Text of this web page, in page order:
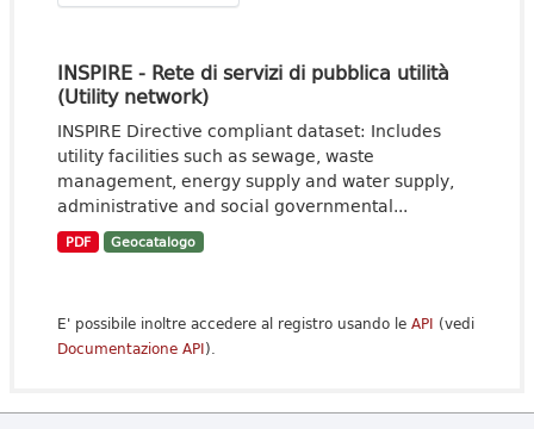
INSPIRE - Rete di servizi di pubblica utilità
(Utility network)
INSPIRE Directive compliant dataset: Includes
utility facilities such as sewage, waste
management, energy supply and water supply,
administrative and social governmental...
PDF Geocatalogo
E' possibile inoltre accedere al registro usando le API (vedi
Documentazione API).